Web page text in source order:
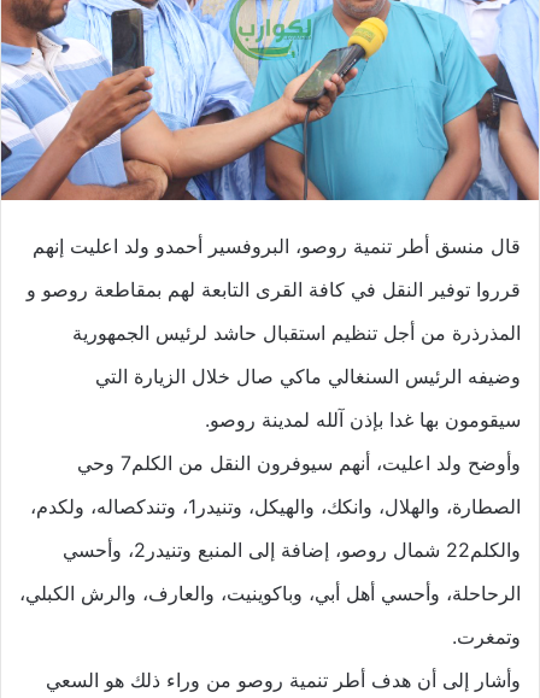
قال منسق أطر تنمية روصو، البروفسير أحمدو ولد اعليت إنهم
قرروا توفير النقل في كافة القرى التابعة لهم بمقاطعة روصو و
المذرذرة من أجل تنظيم استقبال حاشد لرئيس الجمهورية
وضيفه الرئيس السنغالي ماكي صال خلال الزيارة التي
سيقومون بها غدا بإذن آلله لمدينة روصو.
وأوضح ولد اعليت، أنهم سيوفرون النقل من الكلم7 وحي
الصطارة، والهلال، وانكك، والهيكل، وتنيدر1، وتندكصاله، ولكدم،
والكلم22 شمال روصو، إضافة إلى المنبع وتنيدر2، وأحسي
الرحاحلة، وأحسي أهل أبي، وباكوينيت، والعارف، والرش الكبلي،
وتمغرت.
وأشار إلى أن هدف أطر تنمية روصو من وراء ذلك هو السعي